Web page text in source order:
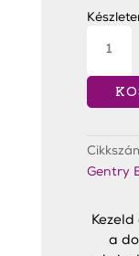
Irvine
Gentry
a